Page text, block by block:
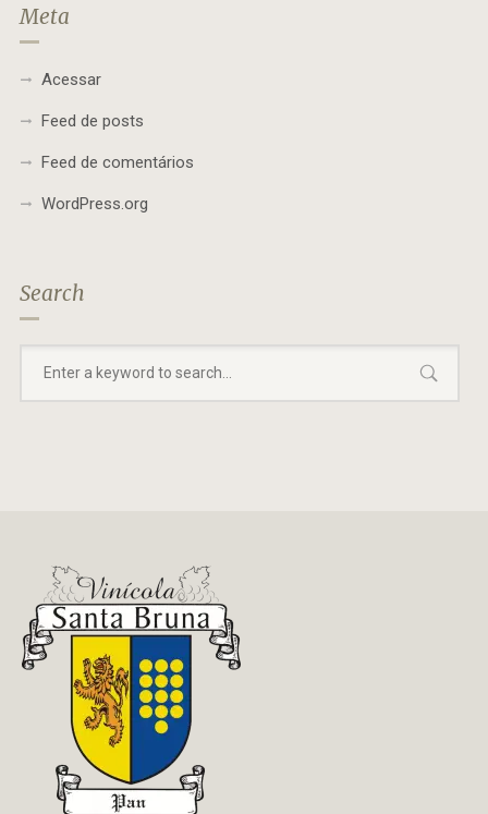
Meta
Acessar
Feed de posts
Feed de comentários
WordPress.org
Search